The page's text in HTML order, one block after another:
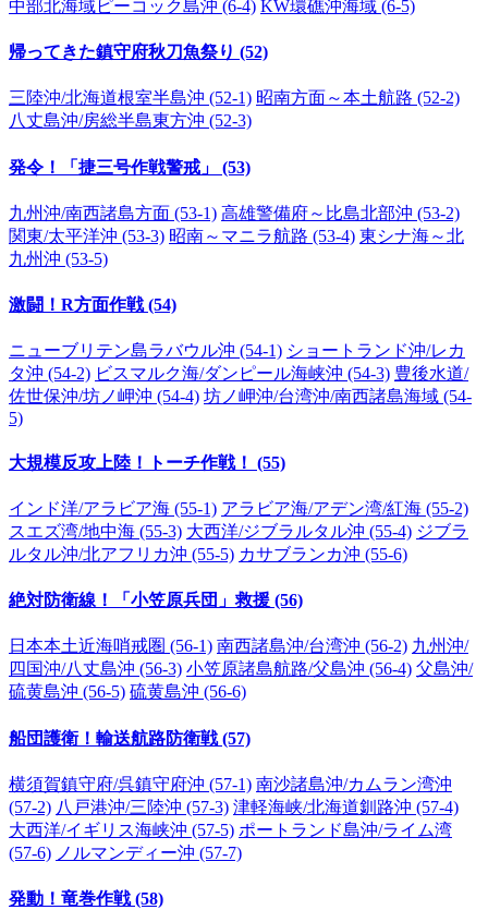
中部北海域ピーコック島沖 (6-4) KW環礁沖海域 (6-5)
帰ってきた鎮守府秋刀魚祭り (52)
三陸沖/北海道根室半島沖 (52-1) 昭南方面～本土航路 (52-2)
八丈島沖/房総半島東方沖 (52-3)
発令！「捷三号作戦警戒」 (53)
九州沖/南西諸島方面 (53-1) 高雄警備府～比島北部沖 (53-2)
関東/太平洋沖 (53-3) 昭南～マニラ航路 (53-4) 東シナ海～北
九州沖 (53-5)
激闘！R方面作戦 (54)
ニューブリテン島ラバウル沖 (54-1) ショートランド沖/レカ
タ沖 (54-2) ビスマルク海/ダンピール海峡沖 (54-3) 豊後水道/
佐世保沖/坊ノ岬沖 (54-4) 坊ノ岬沖/台湾沖/南西諸島海域 (54-
5)
大規模反攻上陸！トーチ作戦！ (55)
インド洋/アラビア海 (55-1) アラビア海/アデン湾/紅海 (55-2)
スエズ湾/地中海 (55-3) 大西洋/ジブラルタル沖 (55-4) ジブラ
ルタル沖/北アフリカ沖 (55-5) カサブランカ沖 (55-6)
絶対防衛線！「小笠原兵団」救援 (56)
日本本土近海哨戒圏 (56-1) 南西諸島沖/台湾沖 (56-2) 九州沖/
四国沖/八丈島沖 (56-3) 小笠原諸島航路/父島沖 (56-4) 父島沖/
硫黄島沖 (56-5) 硫黄島沖 (56-6)
船団護衛！輸送航路防衛戦 (57)
横須賀鎮守府/呉鎮守府沖 (57-1) 南沙諸島沖/カムラン湾沖
(57-2) 八戸港沖/三陸沖 (57-3) 津軽海峡/北海道釧路沖 (57-4)
大西洋/イギリス海峡沖 (57-5) ポートランド島沖/ライム湾
(57-6) ノルマンディー沖 (57-7)
発動！竜巻作戦 (58)